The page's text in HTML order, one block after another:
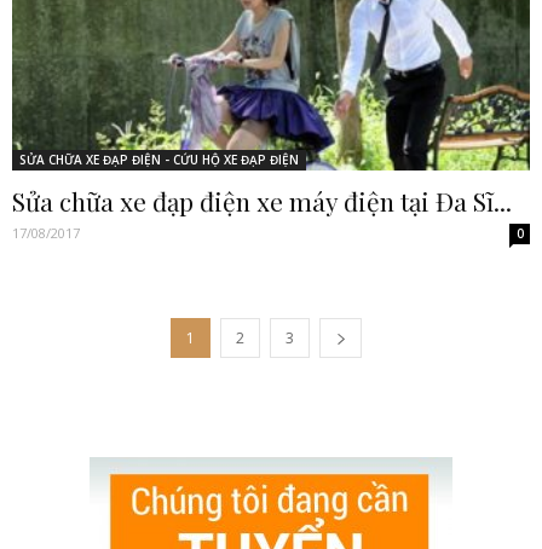
SỬA CHỮA XE ĐẠP ĐIỆN - CỨU HỘ XE ĐẠP ĐIỆN
Sửa chữa xe đạp điện xe máy điện tại Đa Sĩ...
17/08/2017 0
1 2 3